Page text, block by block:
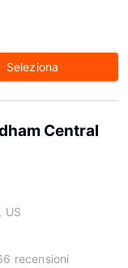
Seleziona
Central
US
recensioni